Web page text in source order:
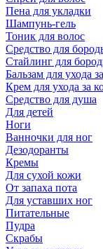
Пена для укладки
Шампунь-гель
Тоник для волос
Средство для
Стайлинг для
Бальзам для ухода
Крем для ухода за
Средство для душа
Для детей
Ноги
Ванночки для ног
Дезодоранты
Кремы
Для сухой кожи
От запаха пота
Для уставших ног
Питательные
Пудра
Скрабы